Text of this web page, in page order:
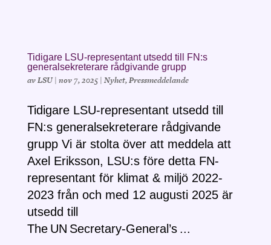
Tidigare LSU-representant utsedd till FN:s
generalsekreterare rådgivande grupp
avLSU| nov 7, 2025| Nyhet,Pressmeddelande
Tidigare LSU-representant utsedd till
FN:s generalsekreterare rådgivande
grupp Vi är stolta över att meddela att
Axel Eriksson, LSU:s före detta FN-
representant för klimat & miljö 2022-
2023 från och med 12 augusti 2025 är
utsedd till
The UN Secretary‑General’s ...